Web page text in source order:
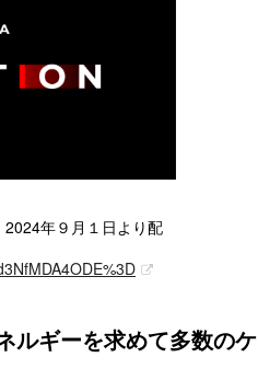
年９月１日より配
ルギーを求めて多数のケ